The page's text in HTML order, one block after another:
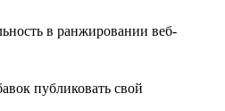
в ранжировании веб-
публиковать свой